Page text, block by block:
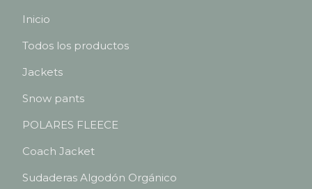
Inicio
Todos los productos
Jackets
Snow pants
POLARES FLEECE
Coach Jacket
Sudaderas Algodón Orgánico